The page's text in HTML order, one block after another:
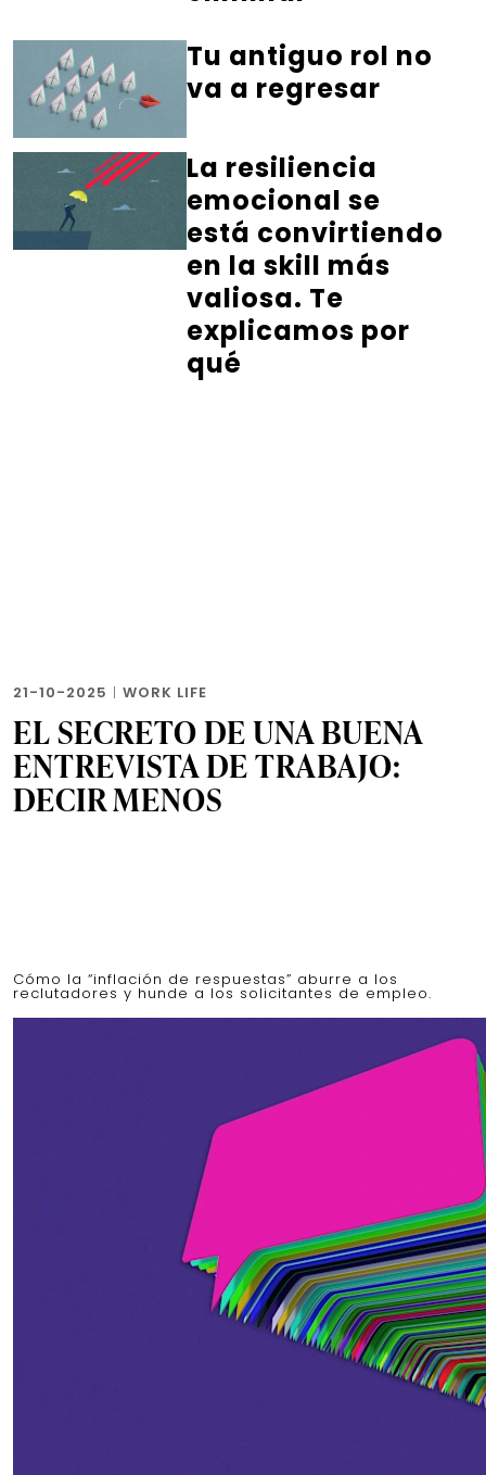
Tu antiguo rol no
va a regresar
La resiliencia
emocional se
está convirtiendo
en la skill más
valiosa. Te
explicamos por
qué
21-10-2025 | WORK LIFE
EL SECRETO DE UNA BUENA
ENTREVISTA DE TRABAJO:
DECIR MENOS
Cómo la “inflación de respuestas” aburre a los
reclutadores y hunde a los solicitantes de empleo.